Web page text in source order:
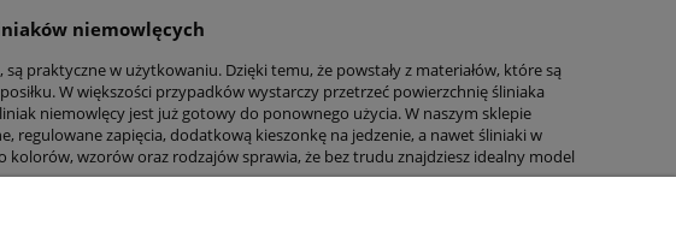
niemowlęcych
praktyczne w użytkowaniu. Dzięki temu, że powstały z materiałów, które są
W większości przypadków wystarczy przetrzeć powierzchnię śliniaka
niemowlęcy jest już gotowy do ponownego użycia. W naszym sklepie
zapięcia, dodatkową kieszonkę na jedzenie, a nawet śliniaki w
wzorów oraz rodzajów sprawia, że bez trudu znajdziesz idealny model